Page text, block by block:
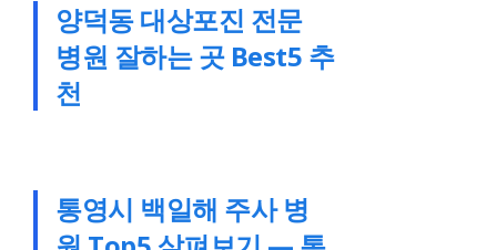
양덕동 대상포진 전문
병원 잘하는 곳 Best5 추
천
통영시 백일해 주사 병